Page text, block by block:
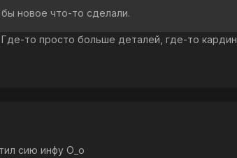
новое что-то сделали.
то просто больше деталей, где-то
сию инфу О_о